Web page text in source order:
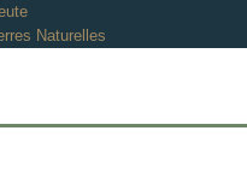
Naturelles